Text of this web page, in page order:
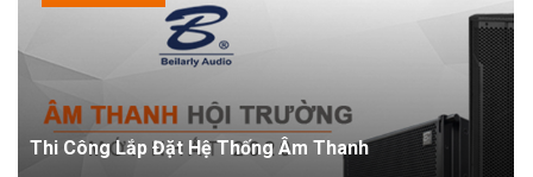
Thi Công Lắp Đặt Hệ Thống Âm Thanh